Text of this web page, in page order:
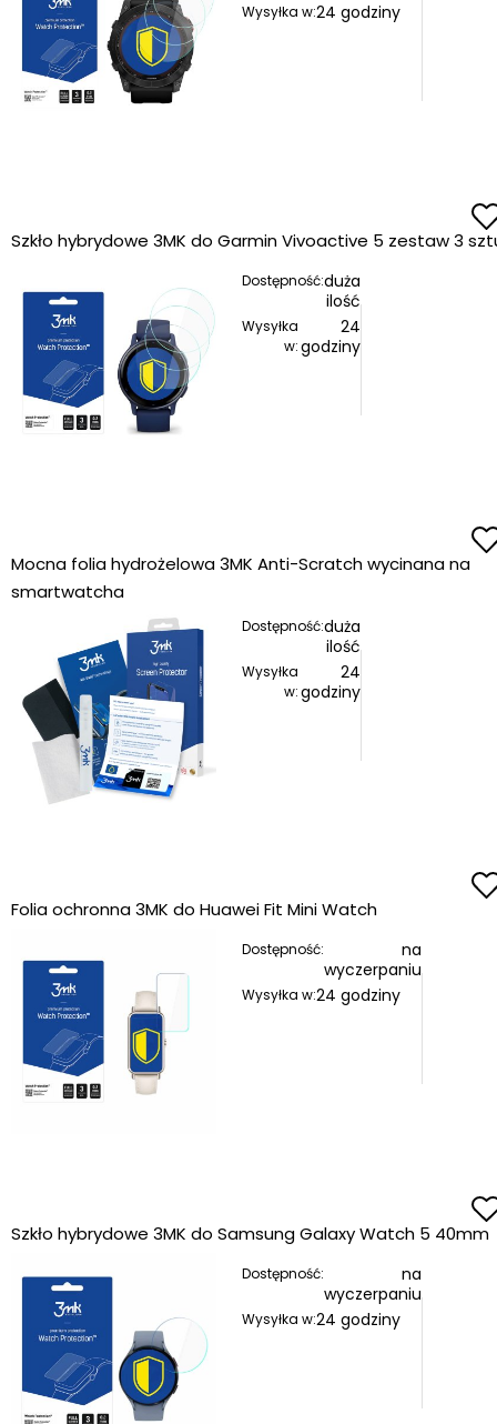
Wysyłka w:24 godziny
Szkło hybrydowe 3MK do Garmin Vivoactive 5 zestaw 3
Dostępność:duża
ilość
Wysyłka
w:
24
godziny
Mocna folia hydrożelowa 3MK Anti-Scratch wycinana na
smartwatcha
Dostępność:duża
ilość
Wysyłka
w:
24
godziny
Folia ochronna 3MK do Huawei Fit Mini Watch
Dostępność:
na
wyczerpaniu
Wysyłka w:24 godziny
Szkło hybrydowe 3MK do Samsung Galaxy Watch 5 40mm
Dostępność:
na
wyczerpaniu
Wysyłka w:24 godziny